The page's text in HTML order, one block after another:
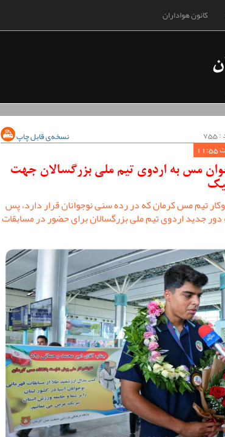
کانون هواداران
نسخه‌ی قابل چاپ
مس به اردوی تیم ملی بزرگسالان جهت
تیم مس کرمان که در رده سنی نوجوانان قرار دارد، پس
جدید اردوی تیم ملی بزرگسالان برای حضور در مسابقات